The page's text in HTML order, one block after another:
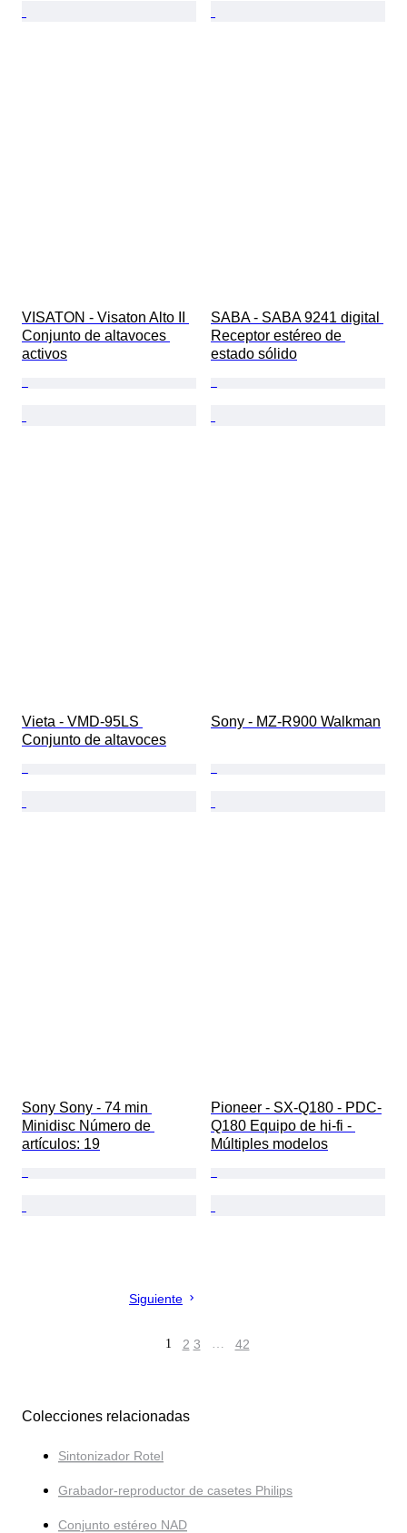
VISATON - Visaton Alto II
Conjunto de altavoces
activos
SABA - SABA 9241 digital
Receptor estéreo de
estado sólido
Vieta - VMD-95LS
Conjunto de altavoces
Sony - MZ-R900 Walkman
Sony Sony - 74 min
Minidisc Número de
artículos: 19
Pioneer - SX-Q180 - PDC-
Q180 Equipo de hi-fi -
Múltiples modelos
Siguiente
1 2 3 … 42
Colecciones relacionadas
Sintonizador Rotel
Grabador-reproductor de casetes Philips
Conjunto estéreo NAD